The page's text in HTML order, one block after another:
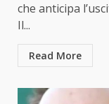
che anticipa
Il...
Read More